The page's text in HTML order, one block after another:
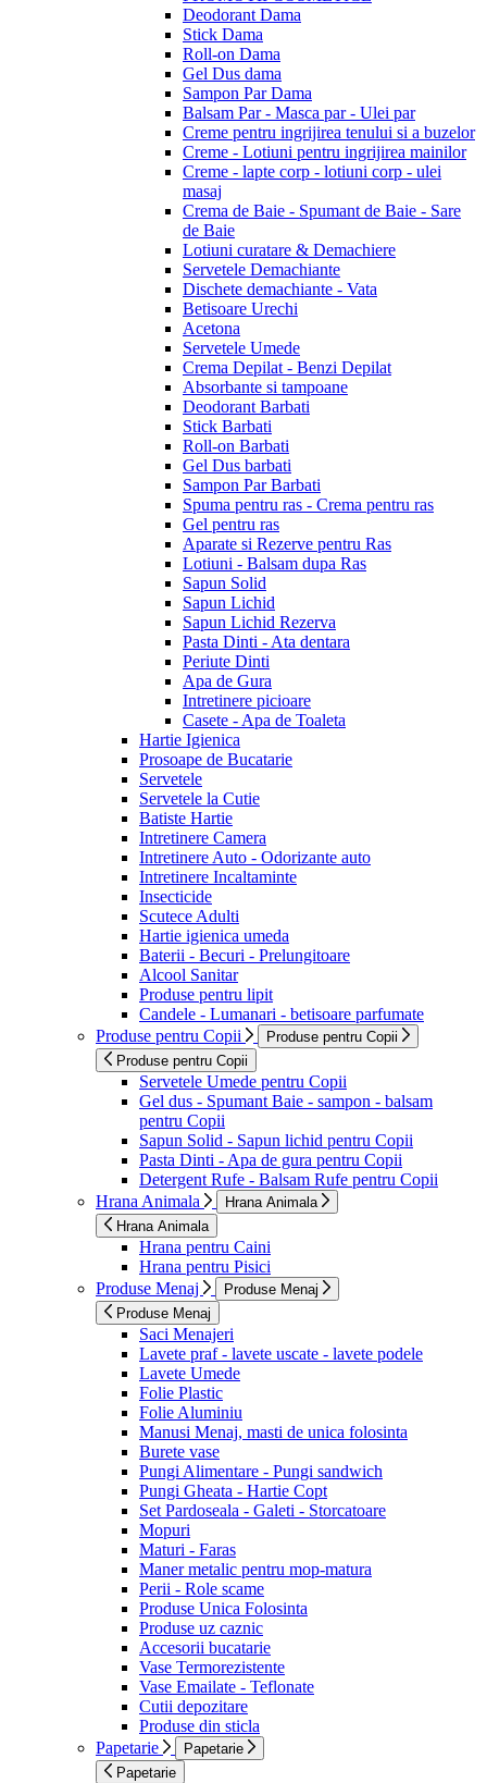
Deodorant Dama
Stick Dama
Roll-on Dama
Gel Dus dama
Sampon Par Dama
Balsam Par - Masca par - Ulei par
Creme pentru ingrijirea tenului si a buzelor
Creme - Lotiuni pentru ingrijirea mainilor
Creme - lapte corp - lotiuni corp - ulei
masaj
Crema de Baie - Spumant de Baie - Sare
de Baie
Lotiuni curatare & Demachiere
Servetele Demachiante
Dischete demachiante - Vata
Betisoare Urechi
Acetona
Servetele Umede
Crema Depilat - Benzi Depilat
Absorbante si tampoane
Deodorant Barbati
Stick Barbati
Roll-on Barbati
Gel Dus barbati
Sampon Par Barbati
Spuma pentru ras - Crema pentru ras
Gel pentru ras
Aparate si Rezerve pentru Ras
Lotiuni - Balsam dupa Ras
Sapun Solid
Sapun Lichid
Sapun Lichid Rezerva
Pasta Dinti - Ata dentara
Periute Dinti
Apa de Gura
Intretinere picioare
Casete - Apa de Toaleta
Hartie Igienica
Prosoape de Bucatarie
Servetele
Servetele la Cutie
Batiste Hartie
Intretinere Camera
Intretinere Auto - Odorizante auto
Intretinere Incaltaminte
Insecticide
Scutece Adulti
Hartie igienica umeda
Baterii - Becuri - Prelungitoare
Alcool Sanitar
Produse pentru lipit
Candele - Lumanari - betisoare parfumate
Produse pentru Copii
Produse pentru Copii
Produse pentru Copii
Servetele Umede pentru Copii
Gel dus - Spumant Baie - sampon - balsam
pentru Copii
Sapun Solid - Sapun lichid pentru Copii
Pasta Dinti - Apa de gura pentru Copii
Detergent Rufe - Balsam Rufe pentru Copii
Hrana Animala
Hrana Animala
Hrana Animala
Hrana pentru Caini
Hrana pentru Pisici
Produse Menaj
Produse Menaj
Produse Menaj
Saci Menajeri
Lavete praf - lavete uscate - lavete podele
Lavete Umede
Folie Plastic
Folie Aluminiu
Manusi Menaj, masti de unica folosinta
Burete vase
Pungi Alimentare - Pungi sandwich
Pungi Gheata - Hartie Copt
Set Pardoseala - Galeti - Storcatoare
Mopuri
Maturi - Faras
Maner metalic pentru mop-matura
Perii - Role scame
Produse Unica Folosinta
Produse uz caznic
Accesorii bucatarie
Vase Termorezistente
Vase Emailate - Teflonate
Cutii depozitare
Produse din sticla
Papetarie
Papetarie
Papetarie